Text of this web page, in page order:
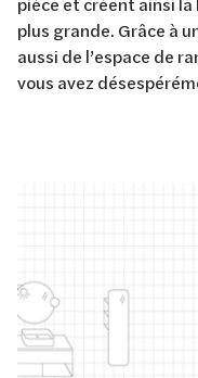
plus grande. Grâce à
aussi de l’espace de
vous avez